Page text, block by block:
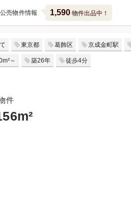
売物件情報 1,590物件出品中！
東京都 葛飾区 京成金町駅
～ 築26年 徒歩4分
件